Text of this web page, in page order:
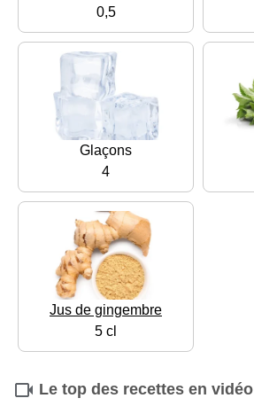
0,5
Glaçons
4
Jus de gingembre
5 cl
Le top des recettes en vidéo